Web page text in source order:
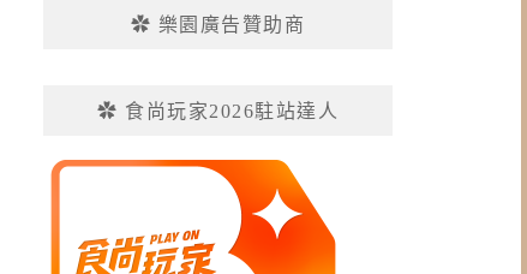
✿ 樂園廣告贊助商
✿ 食尚玩家2026駐站達人